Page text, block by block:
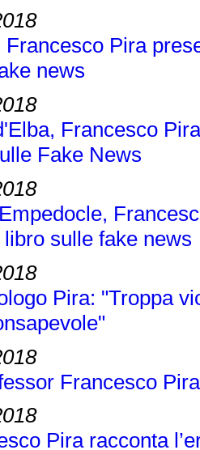
Francesco Pira
news
Francesco
Fake News
libro sulle fake news
Pira: "Troppa
Francesco
Pira racconta